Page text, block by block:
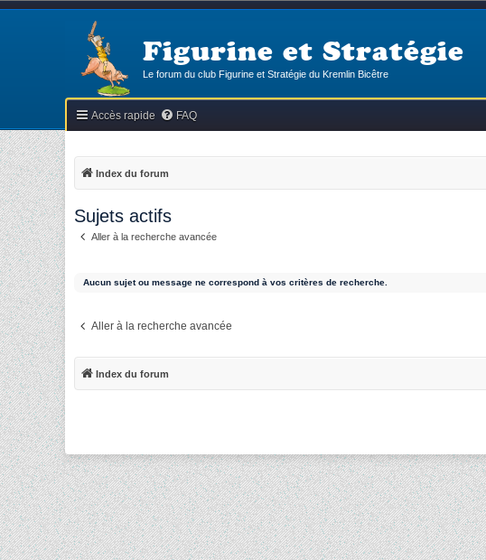
Figurine et Stratégie
Le forum du club Figurine et Stratégie du Kremlin Bicêtre
Accès rapide FAQ
Index du forum
Sujets actifs
Aller à la recherche avancée
Aucun sujet ou message ne correspond à vos critères de recherche.
Aller à la recherche avancée
Index du forum